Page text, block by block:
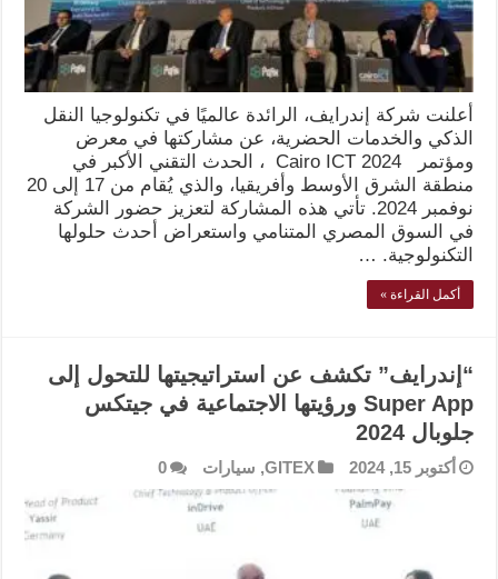
أعلنت شركة إندرايف، الرائدة عالميًا في تكنولوجيا النقل
الذكي والخدمات الحضرية، عن مشاركتها في معرض
ومؤتمر Cairo ICT 2024 ، الحدث التقني الأكبر في
منطقة الشرق الأوسط وأفريقيا، والذي يُقام من 17 إلى 20
نوفمبر 2024. تأتي هذه المشاركة لتعزيز حضور الشركة
في السوق المصري المتنامي واستعراض أحدث حلولها
التكنولوجية. …
أكمل القراءة »
“إندرايف” تكشف عن استراتيجيتها للتحول إلى
Super App ورؤيتها الاجتماعية في جيتكس
جلوبال 2024
أكتوبر 15, 2024 GITEX
, سيارات 0